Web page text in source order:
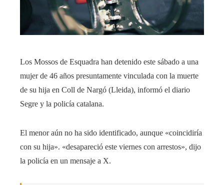
Los Mossos de Esquadra han detenido este sábado a una
mujer de 46 años presuntamente vinculada con la muerte
de su hija en Coll de Nargó (Lleida), informó el diario
Segre y la policía catalana.
El menor aún no ha sido identificado, aunque «coincidiría
con su hija». «desapareció este viernes con arrestos», dijo
la policía en un mensaje a X.